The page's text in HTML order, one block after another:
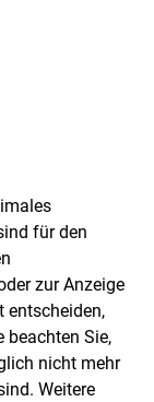
für den
zur Anzeige
entscheiden,
beachten Sie,
nicht mehr
Weitere